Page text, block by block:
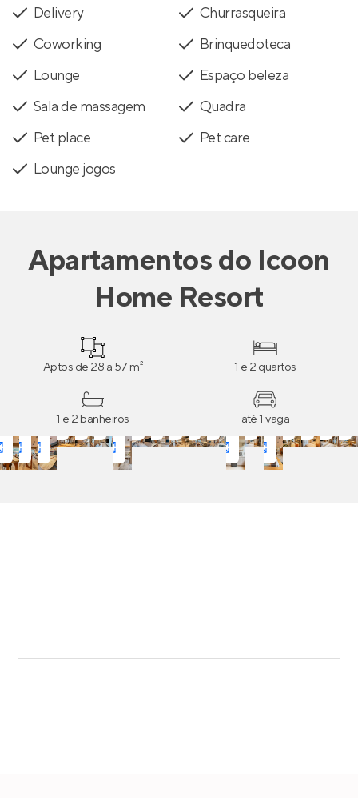
Delivery
Churrasqueira
Coworking
Brinquedoteca
Lounge
Espaço beleza
Sala de massagem
Quadra
Pet place
Pet care
Lounge jogos
Apartamentosdo Icoon
Home Resort
Aptos de 28 a 57 m² 1 e 2 quartos
1 e 2 banheiros até 1 vaga